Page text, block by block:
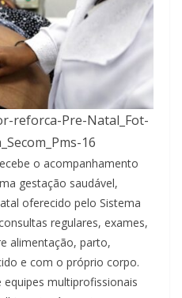
reforca-Pre-Natal_Fot-
16
o acompanhamento
gestação saudável,
oferecido pelo Sistema
regulares, exames,
alimentação, parto,
e com o próprio corpo.
multiprofissionais